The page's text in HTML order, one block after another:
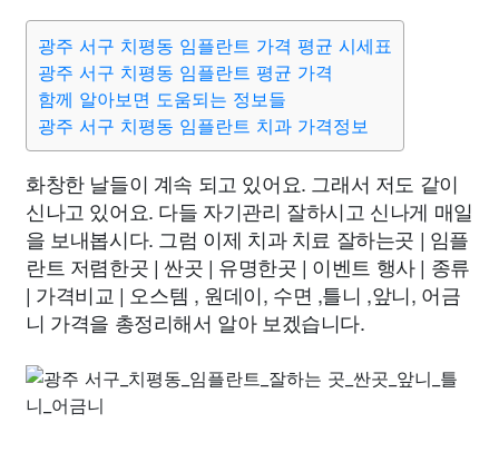
광주 서구 치평동 임플란트 가격 평균 시세표
광주 서구 치평동 임플란트 평균 가격
함께 알아보면 도움되는 정보들
광주 서구 치평동 임플란트 치과 가격정보
화창한 날들이 계속 되고 있어요. 그래서 저도 같이
신나고 있어요. 다들 자기관리 잘하시고 신나게 매일
을 보내봅시다. 그럼 이제 치과 치료 잘하는곳 | 임플
란트 저렴한곳 | 싼곳 | 유명한곳 | 이벤트 행사 | 종류
| 가격비교 | 오스템 , 원데이, 수면 ,틀니 ,앞니, 어금
니 가격을 총정리해서 알아 보겠습니다.